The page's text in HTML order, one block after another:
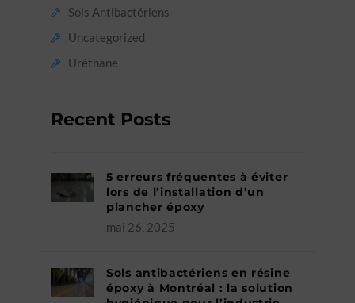
Sols Antibactériens
Uncategorized
Uréthane
Recent Posts
5 erreurs fréquentes à éviter
lors de l’installation d’un
plancher époxy
mai 26, 2025
Sols antibactériens en résine
époxy à Montréal : la solution